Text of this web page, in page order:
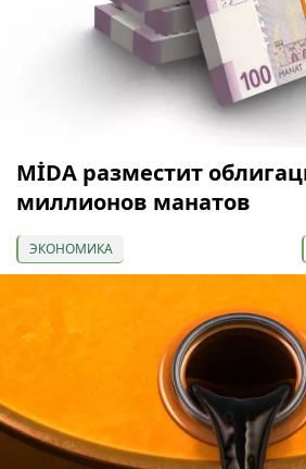
МİDA разместит
миллионов манатов
ЭКОНОМИКА